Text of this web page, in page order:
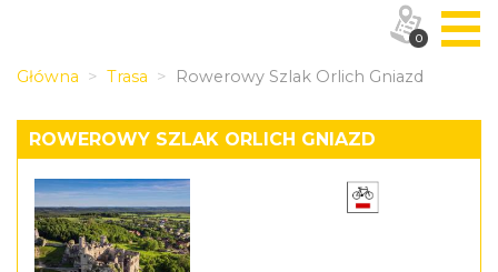
Główna Trasa Rowerowy Szlak Orlich Gniazd
ROWEROWY SZLAK ORLICH GNIAZD
0